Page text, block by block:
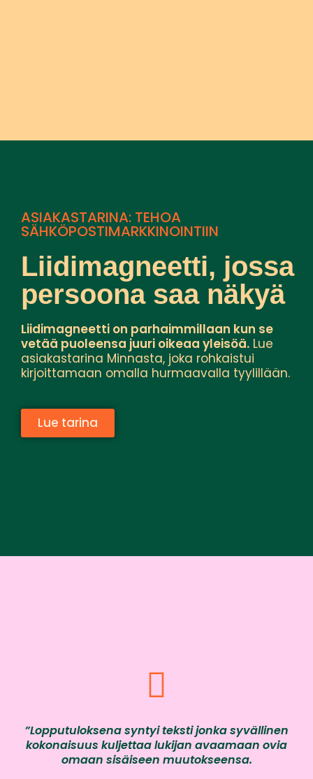
ASIAKASTARINA: TEHOA
SÄHKÖPOSTIMARKKINOINTIIN
Liidimagneetti, jossa
persoona saa näkyä
Liidimagneetti on parhaimmillaan kun se
vetää puoleensa juuri oikeaa yleisöä. Lue
asiakastarina Minnasta, joka rohkaistui
kirjoittamaan omalla hurmaavalla tyylillään.
Lue tarina
”Lopputuloksena syntyi teksti jonka syvällinen
kokonaisuus kuljettaa lukijan avaamaan ovia
omaan sisäiseen muutokseensa.